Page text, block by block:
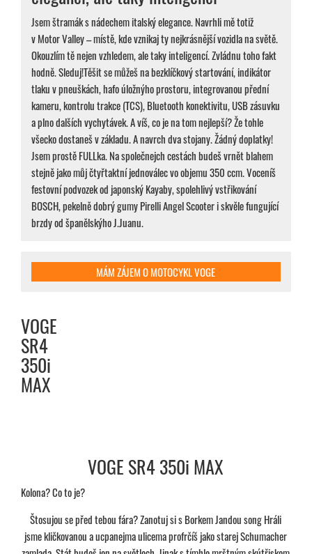
VOGE
SR4
350i
MAX
MÁM ZÁJEM O MOTOCYKL VOGE
Jsem štramák s nádechem italský elegance. Navrhli mě totiž
v Motor Valley – místě, kde vznikaj ty nejkrásnější vozidla na světě.
Okouzlím tě nejen vzhledem, ale taky inteligencí. Zvládnu toho fakt
hodně. Sleduj!Těšit se můžeš na bezklíčkový startování, indikátor
tlaku v pneuškách, hafo úložnýho prostoru, integrovanou přední
kameru, kontrolu trakce (TCS), Bluetooth konektivitu, USB zásuvku
a plno dalších vychytávek. A víš, co je na tom nejlepší? Že tohle
všecko dostaneš v základu. A navrch dva stojany. Žádný doplatky!
Jsem prostě FULLka. Na společnejch cestách budeš vrnět blahem
stejně jako můj čtyřtaktní jednoválec vo objemu 350 ccm. Voceníš
festovní podvozek od japonský Kayaby, spolehlivý vstřikování
BOSCH, pekelně dobrý gumy Pirelli Angel Scooter i skvěle fungující
brzdy od španělskýho J.Juanu.
VOGE SR4 350i MAX
Kolona? Co to je?
Štosujou se před tebou fára? Zanotuj si s Borkem Jandou song Hráli
jsme kličkovanou a ucpanejma ulicema profrčíš jako starej Schumacher